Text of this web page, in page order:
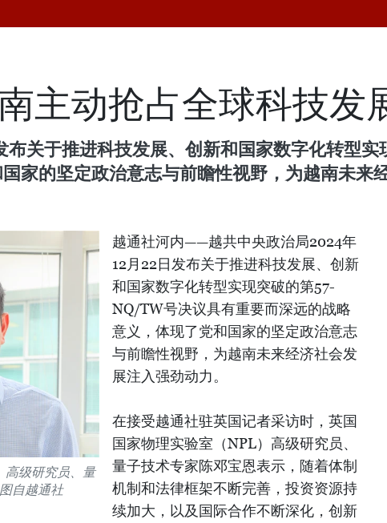
主动抢占全球科技发
布关于推进科技发展、创新和国家数字化转型
家的坚定政治意志与前瞻性视野，为越南未来
高级研究员、量
自越通社
越通社河内——越共中央政治局2024年
12月22日发布关于推进科技发展、创新
和国家数字化转型实现突破的第57-
NQ/TW号决议具有重要而深远的战略
意义，体现了党和国家的坚定政治意志
与前瞻性视野，为越南未来经济社会发
展注入强劲动力。
在接受越通社驻英国记者采访时，英国
国家物理实验室（NPL）高级研究员、
量子技术专家陈邓宝恩表示，随着体制
机制和法律框架不断完善，投资资源持
续加大，以及国际合作不断深化，创新